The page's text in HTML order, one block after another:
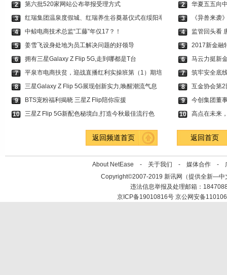
2
第六批520家网站公布举报受理方式
3
红瑞集团温泉度假城、红瑞养生谷奠基仪式在绥阳举
4
中鲸电商技术总监“工藤”年仅17？！
5
姜雪飞设身处地为员工解决问题的好领导
6
拥有三星Galaxy Z Flip 5G,走到哪都是T台
7
平泉市电商扶贫，迎战直播红利实操班第（1）期培
8
三星Galaxy Z Flip 5G展现创新实力,唤醒潮流气息
9
BTS宠粉福利揭晓 三星Z Flip陪你应援
10
三星Z Flip 5G新配色秘境白,打造今秋最佳流行色
2
华夏五五向
3
《异兽来袭
4
监管回头看
5
2017新金融
6
马云力挺新
7
筑牢安全底
8
互金协会第
9
今创集团董
10
高点在未来
返回频道首页 返回首页
About NetEase - 关于我们 - 媒体合作 -
Copyright©2007-2019 新讯网（提供全新—中
违法信息举报及处理邮箱：
京ICP备19010816号 京公网安备